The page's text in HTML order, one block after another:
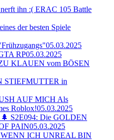
ihn :( ERAC 105 Battle
der besten Spiele
05.03.2025
RP05.03.2025
KLAUEN vom BÖSEN
STIEFMUTTER in
AUF MICH Als
Roblox!05.03.2025
S2E094: Die GOLDEN
PAIN05.03.2025
ICH UNREAL BIN